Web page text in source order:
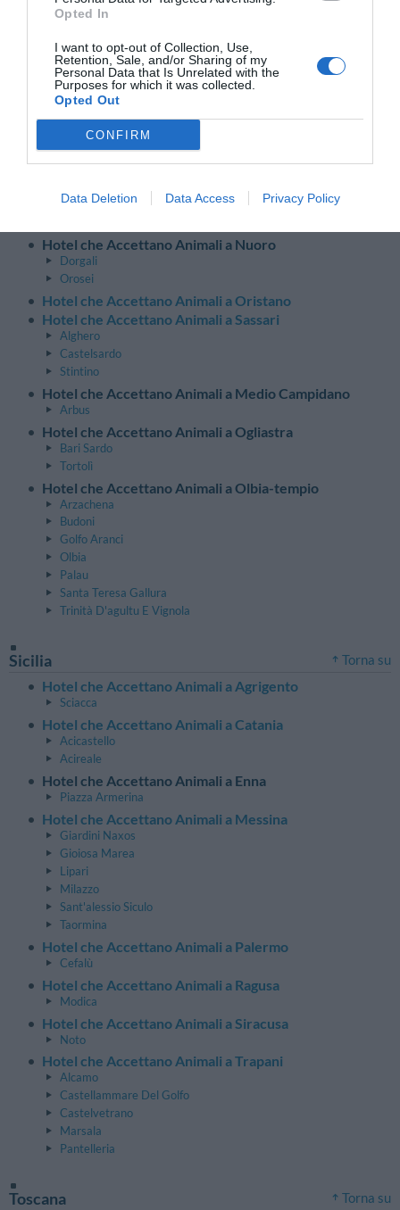
Opted In
I want to opt-out of Collection, Use,
Retention, Sale, and/or Sharing of my
Personal Data that Is Unrelated with the
Purposes for which it was collected.
Opted Out
CONFIRM
Data Deletion Data Access Privacy Policy
Rodi Garganico
San Giovanni Rotondo
Hotel che Accettano Animali a Lecce
Porto Cesareo
Santa Cesarea Terme
Sardegna Torna su
Hotel che Accettano Animali a Cagliari
Quartu Sant'elena
Hotel che Accettano Animali a Nuoro
Dorgali
Orosei
Hotel che Accettano Animali a Oristano
Hotel che Accettano Animali a Sassari
Alghero
Castelsardo
Stintino
Hotel che Accettano Animali a Medio Campidano
Arbus
Hotel che Accettano Animali a Ogliastra
Bari Sardo
Tortolì
Hotel che Accettano Animali a Olbia-tempio
Arzachena
Budoni
Golfo Aranci
Olbia
Palau
Santa Teresa Gallura
Trinità D'agultu E Vignola
Sicilia Torna su
Hotel che Accettano Animali a Agrigento
Sciacca
Hotel che Accettano Animali a Catania
Acicastello
Acireale
Hotel che Accettano Animali a Enna
Piazza Armerina
Hotel che Accettano Animali a Messina
Giardini Naxos
Gioiosa Marea
Lipari
Milazzo
Sant'alessio Siculo
Taormina
Hotel che Accettano Animali a Palermo
Cefalù
Hotel che Accettano Animali a Ragusa
Modica
Hotel che Accettano Animali a Siracusa
Noto
Hotel che Accettano Animali a Trapani
Alcamo
Castellammare Del Golfo
Castelvetrano
Marsala
Pantelleria
Toscana Torna su